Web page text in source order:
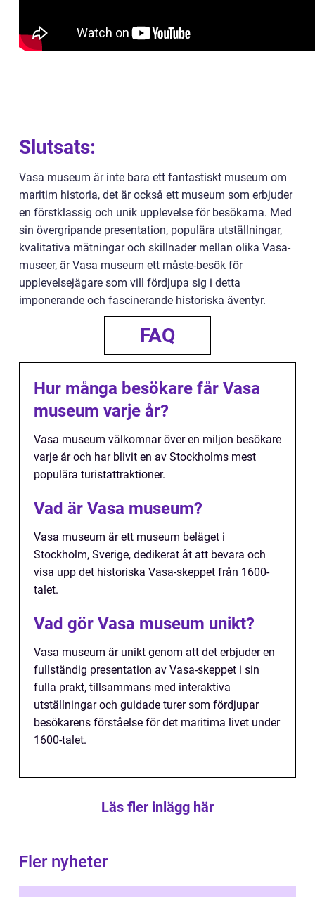
Slutsats:
Vasa museum är inte bara ett fantastiskt museum om
maritim historia, det är också ett museum som erbjuder
en förstklassig och unik upplevelse för besökarna. Med
sin övergripande presentation, populära utställningar,
kvalitativa mätningar och skillnader mellan olika Vasa-
museer, är Vasa museum ett måste-besök för
upplevelsejägare som vill fördjupa sig i detta
imponerande och fascinerande historiska äventyr.
FAQ
Hur många besökare får Vasa
museum varje år?
Vasa museum välkomnar över en miljon besökare
varje år och har blivit en av Stockholms mest
populära turistattraktioner.
Vad är Vasa museum?
Vasa museum är ett museum beläget i
Stockholm, Sverige, dedikerat åt att bevara och
visa upp det historiska Vasa-skeppet från 1600-
talet.
Vad gör Vasa museum unikt?
Vasa museum är unikt genom att det erbjuder en
fullständig presentation av Vasa-skeppet i sin
fulla prakt, tillsammans med interaktiva
utställningar och guidade turer som fördjupar
besökarens förståelse för det maritima livet under
1600-talet.
Läs fler inlägg här
Fler nyheter